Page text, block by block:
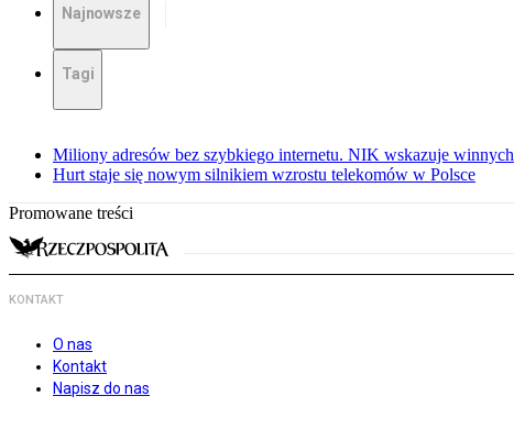
Najnowsze
Tagi
Miliony adresów bez szybkiego internetu. NIK wskazuje winnych
Hurt staje się nowym silnikiem wzrostu telekomów w Polsce
Promowane treści
KONTAKT
O nas
Kontakt
Napisz do nas